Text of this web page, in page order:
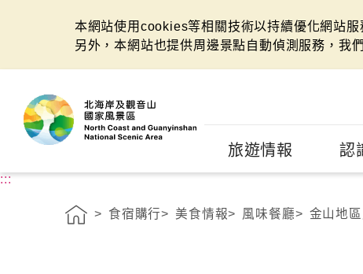
本網站使用cookies等相關技術以持續優化網站
另外，本網站也提供周邊景點自動偵測服務，我
旅遊情報 認
:::
食宿購行 美食情報 風味餐廳 金山地